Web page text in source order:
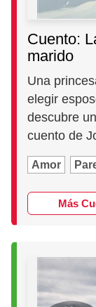
Cuento:
marido
Una
elegir
descubre
cuento de
Amor
Más